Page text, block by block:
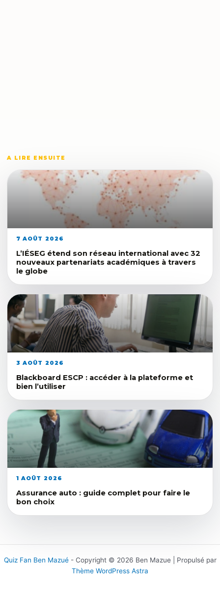
A LIRE ENSUITE
7 AOÛT 2026
L’IÉSEG étend son réseau international avec 32
nouveaux partenariats académiques à travers
le globe
3 AOÛT 2026
Blackboard ESCP : accéder à la plateforme et
bien l’utiliser
1 AOÛT 2026
Assurance auto : guide complet pour faire le
bon choix
Quiz Fan Ben Mazué- Copyright © 2026 Ben Mazue | Propulsé par
Thème WordPress Astra